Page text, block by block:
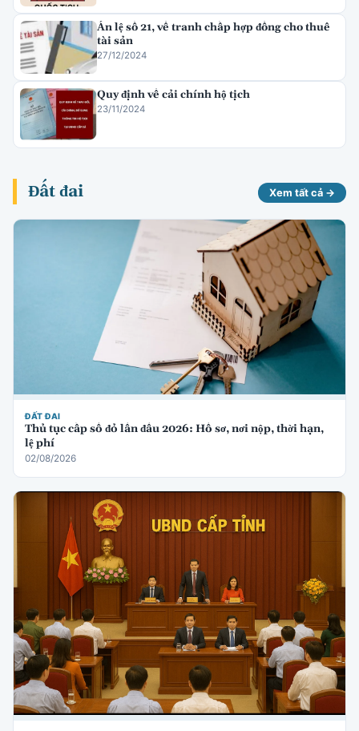
Án lệ số 21, về tranh chấp hợp đồng cho thuê
tài sản
27/12/2024
Quy định về cải chính hộ tịch
23/11/2024
Đất đai Xem tất cả →
ĐẤT ĐAI
Thủ tục cấp sổ đỏ lần đầu 2026: Hồ sơ, nơi nộp, thời hạn,
lệ phí
02/08/2026